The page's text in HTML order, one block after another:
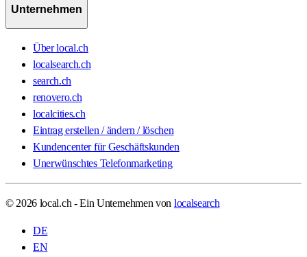
Unternehmen
Über local.ch
localsearch.ch
search.ch
renovero.ch
localcities.ch
Eintrag erstellen / ändern / löschen
Kundencenter für Geschäftskunden
Unerwünschtes Telefonmarketing
© 2026 local.ch - Ein Unternehmen von localsearch
DE
EN